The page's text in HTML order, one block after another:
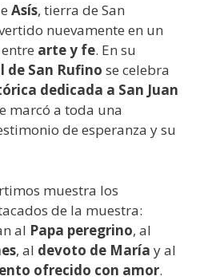
Asís, tierra de San
nuevamente en un
arte y fe. En su
de San Rufino se celebra
dedicada a San Juan
marcó a toda una
de esperanza y su
muestra los
de la muestra:
al Papa peregrino, al
, al devoto de María y al
ofrecido con amor.